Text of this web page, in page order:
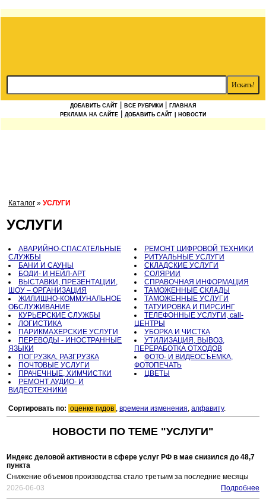
ДОБАВИТЬ САЙТ ВСЕ РУБРИКИ
ГЛАВНАЯ
РЕКЛАМА НА САЙТЕ
ДОБАВИТЬ САЙТ | НОВОСТИ
Каталог » УСЛУГИ
УСЛУГИ
АВАРИЙНО-СПАСАТЕЛЬНЫЕ
СЛУЖБЫ
БАНИ И САУНЫ
БОДИ- И НЕЙЛ-АРТ
ВЫСТАВКИ, ПРЕЗЕНТАЦИИ,
ШОУ – ОРГАНИЗАЦИЯ
ЖИЛИЩНО-КОММУНАЛЬНОЕ
ОБСЛУЖИВАНИЕ
КУРЬЕРСКИЕ СЛУЖБЫ
ЛОГИСТИКА
ПАРИКМАХЕРСКИЕ УСЛУГИ
ПЕРЕВОДЫ - ИНОСТРАННЫЕ
ЯЗЫКИ
ПОГРУЗКА, РАЗГРУЗКА
ПОЧТОВЫЕ УСЛУГИ
ПРАЧЕЧНЫЕ, ХИМЧИСТКИ
РЕМОНТ АУДИО- И
ВИДЕОТЕХНИКИ
РЕМОНТ ЦИФРОВОЙ ТЕХНИКИ
РИТУАЛЬНЫЕ УСЛУГИ
СКЛАДСКИЕ УСЛУГИ
СОЛЯРИИ
СПРАВОЧНАЯ ИНФОРМАЦИЯ
ТАМОЖЕННЫЕ СКЛАДЫ
ТАМОЖЕННЫЕ УСЛУГИ
ТАТУИРОВКА И ПИРСИНГ
ТЕЛЕФОННЫЕ УСЛУГИ, call-
ЦЕНТРЫ
УБОРКА И ЧИСТКА
УТИЛИЗАЦИЯ, ВЫВОЗ,
ПЕРЕРАБОТКА ОТХОДОВ
ФОТО- И ВИДЕОСЪЕМКА,
ФОТОПЕЧАТЬ
ЦВЕТЫ
Сортировать по: оценке гидов , времени изменения, алфавиту.
НОВОСТИ ПО ТЕМЕ "УСЛУГИ"
Индекс деловой активности в сфере услуг РФ в мае снизился до 48,7
пункта
Снижение объемов производства стало третьим за последние месяцы
2026-06-03
Подробнее